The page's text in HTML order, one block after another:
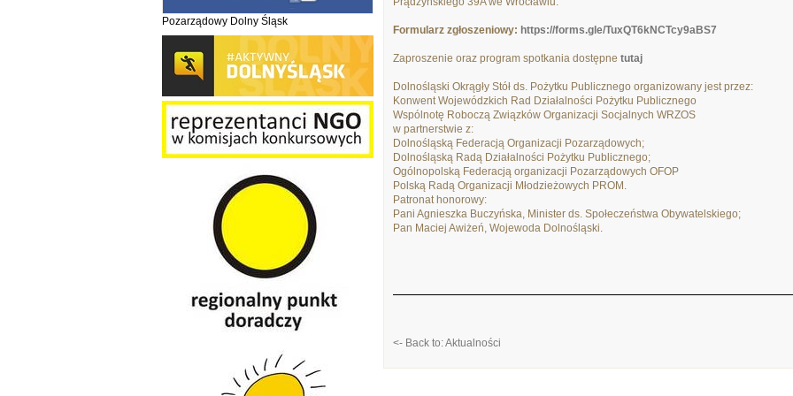
Pozarządowy Dolny Śląsk
Formularz zgłoszeniowy: https://forms.gle/TuxQT6kNCTcy9aBS7
Zaproszenie oraz program spotkania dostępne tutaj
Dolnośląski Okrągły Stół ds. Pożytku Publicznego organizowany jest przez:
Konwent Wojewódzkich Rad Działalności Pożytku Publicznego
Wspólnotę Roboczą Związków Organizacji Socjalnych WRZOS
w partnerstwie z:
Dolnośląską Federacją Organizacji Pozarządowych;
Dolnośląską Radą Działalności Pożytku Publicznego;
Ogólnopolską Federacją organizacji Pozarządowych OFOP
Polską Radą Organizacji Młodzieżowych PROM.
Patronat honorowy:
Pani Agnieszka Buczyńska, Minister ds. Społeczeństwa Obywatelskiego;
Pan Maciej Awiżeń, Wojewoda Dolnośląski.
<- Back to: Aktualności